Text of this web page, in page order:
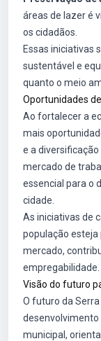
áreas de lazer é
os cidadãos.
Essas iniciativas
sustentável e
quanto o meio
Oportunidades
Ao fortalecer a
mais
e a
mercado de
essencial para o
cidade.
As iniciativas de
população esteja
mercado,
empregabilidade.
Visão do futuro
O futuro da
desenvolvimento
municipal,